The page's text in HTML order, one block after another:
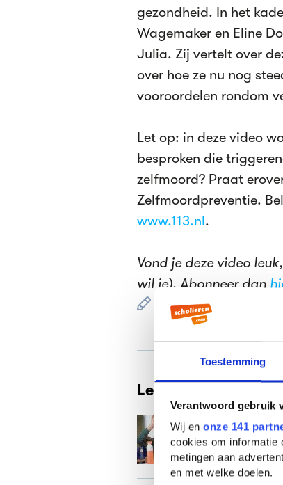
Toestemming
Verantwoord gebruik
Wij en onze 141
cookies om informatie
metingen aan
en met welke doelen.
gezondheid. In het
Wagemaker en Eline
Julia. Zij vertelt over
over hoe ze nu nog
vooroordelen rondom
Let op: in deze video
besproken die
zelfmoord? Praat
Zelfmoordpreventie.
www.113.nl.
Vond je deze video
wil je). Abonneer dan
Gepubliceerd op 10
Lees verder
Stelling: